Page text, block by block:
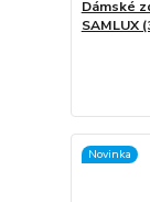
Dámské
SAMLUX
Novinka